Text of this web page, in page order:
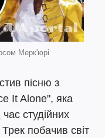
Мерк'юрі
пісню з
It Alone", яка
студійних
побачив світ